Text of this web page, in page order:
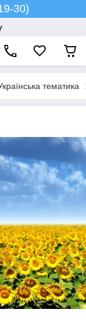
30)
тематика